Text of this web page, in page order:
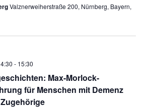
Valznerweiherstraße 200, Nürnberg, Bayern,
- 15:30
Max-Morlock-
für Menschen mit Demenz